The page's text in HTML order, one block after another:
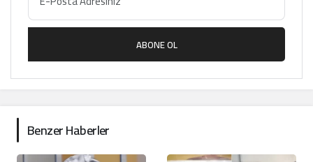
ABONE OL
Benzer Haberler